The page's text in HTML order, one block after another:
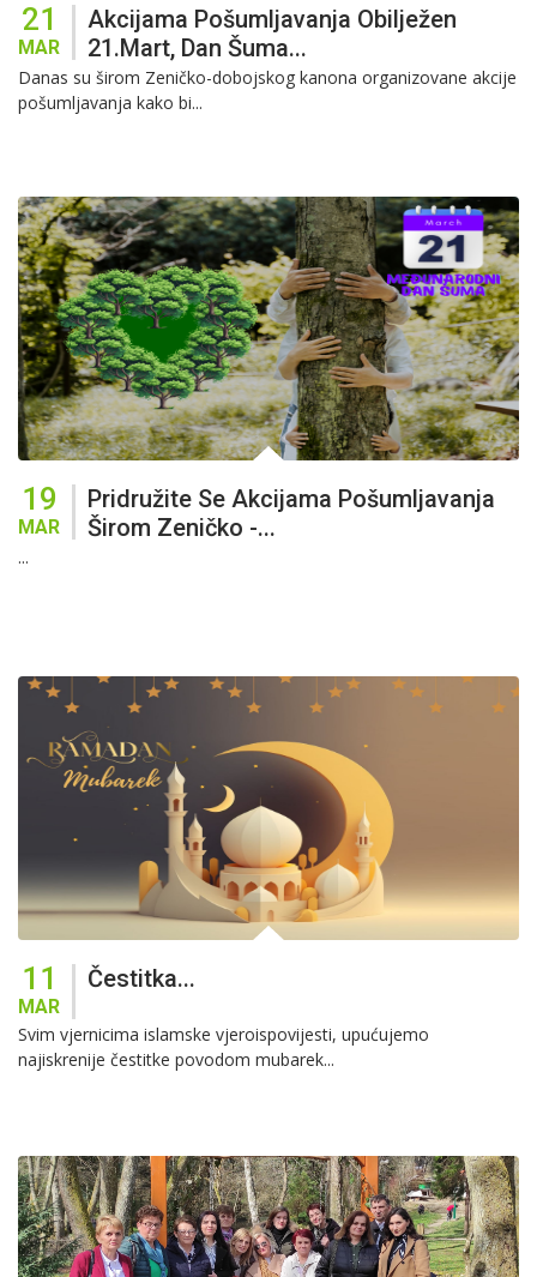
21
MAR
Akcijama Pošumljavanja Obilježen
21.mart, Dan Šuma...
Danas su širom Zeničko-dobojskog kanona organizovane akcije
pošumljavanja kako bi...
19
MAR
Pridružite Se Akcijama Pošumljavanja
Širom Zeničko -...
...
11
MAR
Čestitka...
Svim vjernicima islamske vjeroispovijesti, upućujemo
najiskrenije čestitke povodom mubarek...